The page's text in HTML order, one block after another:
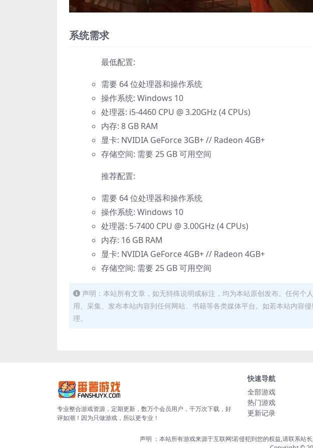
系统需求
最低配置:
需要 64 位处理器和操作系统
操作系统: Windows 10
处理器: i5-4460 CPU @ 3.20GHz (4 CPUs)
内存: 8 GB RAM
显卡: NVIDIA GeForce 3GB+ // Radeon 4GB+
存储空间: 需要 25 GB 可用空间
推荐配置:
需要 64 位处理器和操作系统
操作系统: Windows 10
处理器: 5-7400 CPU @ 3.00GHz (4 CPUs)
内存: 16 GB RAM
显卡: NVIDIA GeForce 4GB+ // Radeon 4GB+
存储空间: 需要 25 GB 可用空间
声明：本站所有文章，如无特殊说明或标注，均为本站原创发布。任何个
用、采集、发布本站内容到任何网站、书籍等各类媒体平台。如若本站内容
理。
专业整合游戏资源，定期更新，数万个会员用户，千万次下载，好
评如潮！因为只做游戏，所以更专业！
快速导航
全部游戏
热门游戏
更新记录
声明 ：本站所有游戏来源于互联网!若侵犯到您的权益,请联系站